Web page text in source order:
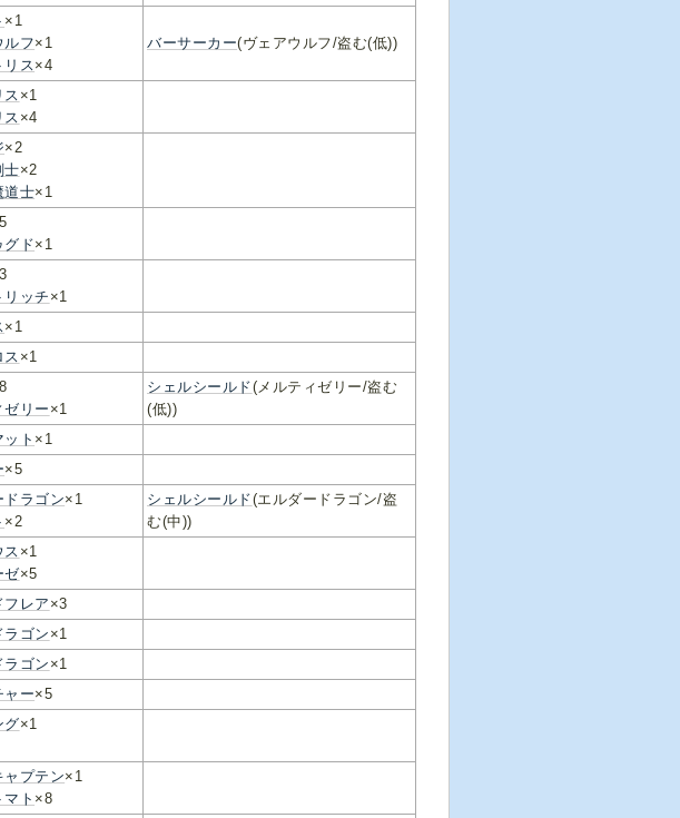
×1
ルフ×1
リス×4
バーサーカー(ヴェアウルフ/盗む(低))
ス ×1
ス ×4
×2
士×2
道士×1
グド×1
リッチ ×1
×1
×1
ゼリー×1
シェルシールド(メルティゼリー/盗む
(低))
ト ×1
×5
ドラゴン×1
×2
シェルシールド(エルダードラゴン/盗
む(中))
×1
ゼ×5
フレア ×3
ラゴン×1
ラゴン ×1
ャー×5
グ×1
ャプテン×1
ト ×8